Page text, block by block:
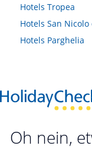
Hotels Tropea
Hotels San Nicolo
Hotels Parghelia
Oh nein,